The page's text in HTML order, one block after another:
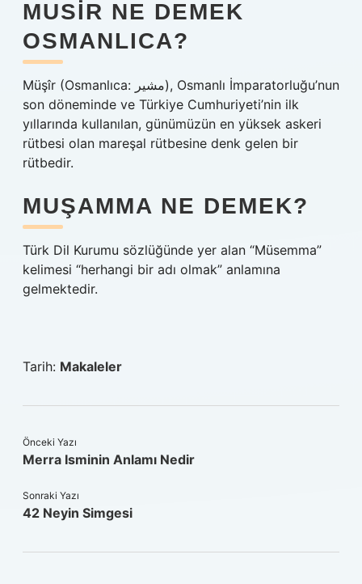
MUSIR NE DEMEK
OSMANLICA?
Müşîr (Osmanlıca: مشير), Osmanlı İmparatorluğu’nun
son döneminde ve Türkiye Cumhuriyeti’nin ilk
yıllarında kullanılan, günümüzün en yüksek askeri
rütbesi olan mareşal rütbesine denk gelen bir
rütbedir.
MUŞAMMA NE DEMEK?
Türk Dil Kurumu sözlüğünde yer alan “Müsemma”
kelimesi “herhangi bir adı olmak” anlamına
gelmektedir.
Tarih: Makaleler
Önceki Yazı
Merra Isminin Anlamı Nedir
Sonraki Yazı
42 Neyin Simgesi